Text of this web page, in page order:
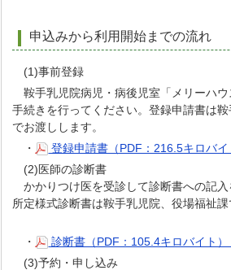
申込みから利用開始までの流れ
(1)事前登録
鞍手乳児院病児・病後児室「メリーハ
手続きを行ってください。登録申請書は
でお渡しします。
・
登録申請書（PDF：216.5キロバ
(2)医師の診断書
かかりつけ医を受診して診断書への記入
所定様式診断書は鞍手乳児院、役場福
・
診断書（PDF：105.4キロバイト
(3)予約・申し込み